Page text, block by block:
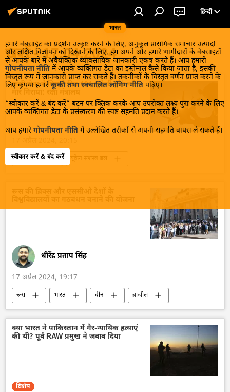
भारत
हिन्दी
हमारे वेबसाईट का प्रदर्शन उत्कृष्ट करने के लिए, अनुकूल प्रासंगिक समाचार उत्पादों
और लक्षित विज्ञापन को दिखाने के लिए, हम अपने और हमारे भागीदारों के वेबसाइटों
से आपके बारे में अवैयक्तिक व्यावसायिक जानकारी एकत्र करते हैं। आप हमारी
गोपनीयता नीति में आपके व्यक्तिगत डेटा का इस्तेमाल कैसे किया जाता है, इसकी
विस्तृत रूप में जानकारी प्राप्त कर सकते हैं। तकनीकों के विस्तृत वर्णन प्राप्त करने के
लिए कृपया हमारे कूकी तथा स्वचालित लॉगिंग नीति पढ़िए।
“स्वीकार करें & बंद करें” बटन पर क्लिक करके आप उपरोक्त लक्ष्य पुरा करने के लिए
आपके व्यक्तिगत डेटा के प्रसंस्करण की स्पष्ट सहमति प्रदान करते हैं।
आप हमारे गोपनीयता नीति में उल्लेखित तरीकों से अपनी सहमति वापस ले सकते हैं।
स्वीकार करें & बंद करें
खबरें - 17.04.2024
रूसी सेना ने पिछले दिन 191 यूक्रेनी ड्रोन को
मार गिराया: रक्षा मंत्रालय
यूक्रेन संकट
यूक्रेन सशस्त्र बल
धीरेंद्र प्रताप सिंह
17 अप्रैल 2024, 19:17
रूस भारत चीन
ब्राज़ील
दक्षिण अफ्रीका
ब्रिक्स का विस्तारण
ब्रिक्स
शंघाई सहयोग संगठन (SCO)
मास्को राष्ट्रीय विश्वविद्यालय (MSU)
क्या भारत ने पाकिस्तान में गैर-न्यायिक हत्याएं
की थीं? पूर्व RAW प्रमुख ने जवाब दिया
विशेष